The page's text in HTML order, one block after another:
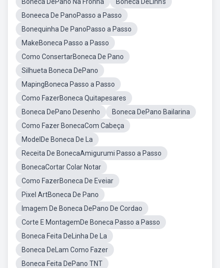
Boneeca De PanoPasso a Passo
Bonequinha De PanoPasso a Passo
MakeBoneca Passo a Passo
Como ConsertarBoneca De Pano
Silhueta Boneca DePano
MapingBoneca Passo a Passo
Como FazerBoneca Quitapesares
Boneca DePano Desenho
Boneca DePano Bailarina
Como Fazer BonecaCom Cabeça
ModelDe Boneca De La
Receita De BonecaAmigurumi Passo a Passo
BonecaCortar Colar Notar
Como FazerBoneca De Eveiar
Pixel ArtBoneca De Pano
Imagem De Boneca DePano De Cordao
Corte E MontagemDe Boneca Passo a Passo
Boneca Feita DeLinha De La
Boneca DeLam Como Fazer
Boneca Feita DePano TNT